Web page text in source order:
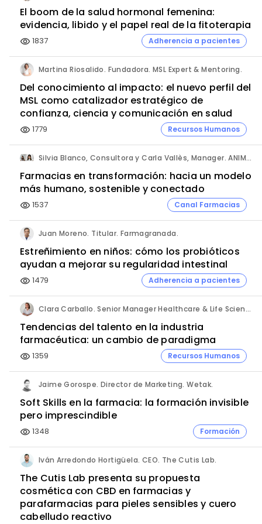
El boom de la salud hormonal femenina:
evidencia, libido y el papel real de la fitoterapia
visibility 1837 Adherencia a pacientes
Martina Riosalido. Fundadora. MSL Expert & Mentoring.
Del conocimiento al impacto: el nuevo perfil del
MSL como catalizador estratégico de
confianza, ciencia y comunicación en salud
visibility 1779 Recursos Humanos
Silvia Blanco, Consultora y Carla Vallès, Manager. ANIMA.
Farmacias en transformación: hacia un modelo
más humano, sostenible y conectado
visibility 1537 Canal Farmacias
Juan Moreno. Titular. Farmagranada.
Estreñimiento en niños: cómo los probióticos
ayudan a mejorar su regularidad intestinal
visibility 1479 Adherencia a pacientes
Clara Carballo. Senior Manager Healthcare & Life Science. Michael Page.
Tendencias del talento en la industria
farmacéutica: un cambio de paradigma
visibility 1359 Recursos Humanos
Jaime Gorospe. Director de Marketing. Wetak.
Soft Skills en la farmacia: la formación invisible
pero imprescindible
visibility 1348 Formación
Iván Arredondo Hortigüela. CEO. The Cutis Lab.
The Cutis Lab presenta su propuesta
cosmética con CBD en farmacias y
parafarmacias para pieles sensibles y cuero
cabelludo reactivo